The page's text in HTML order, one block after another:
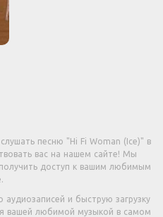
песню "Hi Fi Woman (Ice)" в
вас на нашем сайте! Мы
доступ к вашим любимым
и быструю загрузку
вашей любимой музыкой в самом